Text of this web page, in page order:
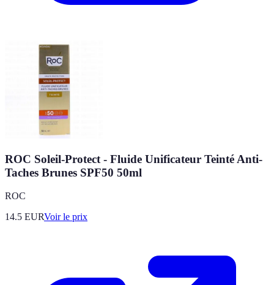
ROC Soleil-Protect - Fluide Unificateur Teinté Anti-
Taches Brunes SPF50 50ml
ROC
14.5 EURVoir le prix